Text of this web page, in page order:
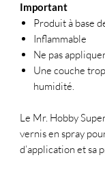
Important
Produit à base
Inflammable
Ne pas
Une couche
humidité.
Le Mr. Hobby
vernis en spray
d’application et sa